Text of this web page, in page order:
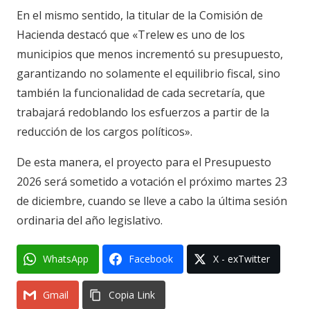
En el mismo sentido, la titular de la Comisión de
Hacienda destacó que «Trelew es uno de los
municipios que menos incrementó su presupuesto,
garantizando no solamente el equilibrio fiscal, sino
también la funcionalidad de cada secretaría, que
trabajará redoblando los esfuerzos a partir de la
reducción de los cargos políticos».
De esta manera, el proyecto para el Presupuesto
2026 será sometido a votación el próximo martes 23
de diciembre, cuando se lleve a cabo la última sesión
ordinaria del año legislativo.
WhatsApp Facebook X - exTwitter
Gmail Copia Link